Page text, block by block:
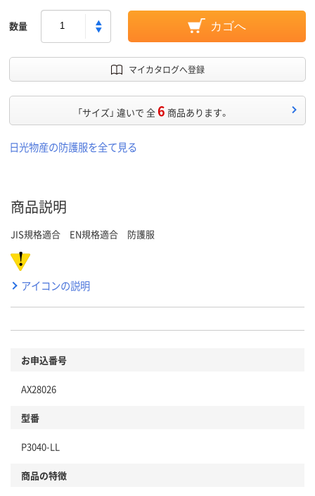
数量 カゴへ
マイカタログへ登録
「サイズ」 違いで 全6 商品あります。
日光物産の防護服を全て見る
商品説明
JIS規格適合 EN規格適合 防護服
アイコンの説明
お申込番号
AX28026
型番
P3040-LL
商品の特徴